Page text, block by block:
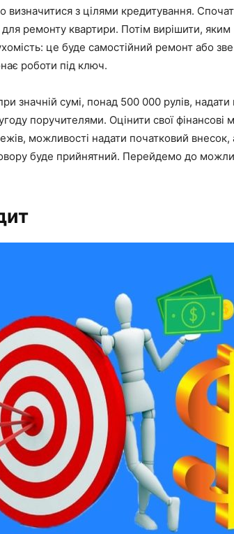
визначитися з цілями кредитування.
для ремонту квартири. Потім вирішити,
це буде самостійний ремонт або
роботи під ключ.
значній сумі, понад 500 000 рулів, надати
поручителями. Оцінити свої фінансові
можливості надати початковий внесок,
буде прийнятний. Перейдемо до